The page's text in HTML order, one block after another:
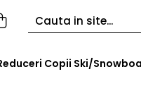
Copii Ski/